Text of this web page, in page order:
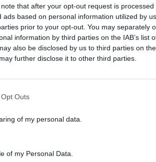
that after your opt-out request is processed
based on personal information utilized by
prior to your opt-out. You may separately
information by third parties on the IAB’s list
also be disclosed by us to third parties on the
further disclose it to other third parties.
Outs
of my personal data.
of my Personal Data.
Mapy Fragi
13